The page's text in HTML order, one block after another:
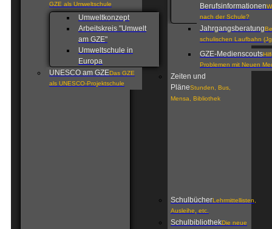
GZE als Umweltschule
Umweltkonzept
Arbeitskreis "Umwelt
am GZE"
Umweltschule in
Europa
UNESCO am GZEDas GZE
als UNESCO-Projektschule
Berufsinformationen
nach der Schule?
Jahrgangsberatung
schulischen Laufbahn
GZE-Medienscouts
Problemen mit Neuen
Zeiten und
PläneStunden, Bus,
Mensa, Bibliothek
SchulbücherLehrmittellisten,
Ausleihe, etc.
SchulbibliothekDie neue